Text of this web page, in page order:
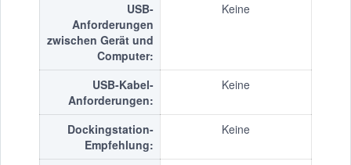
USB-
Anforderungen
zwischen Gerät und
Computer:
Keine
USB-Kabel-
Anforderungen:
Keine
Dockingstation-
Empfehlung:
Keine